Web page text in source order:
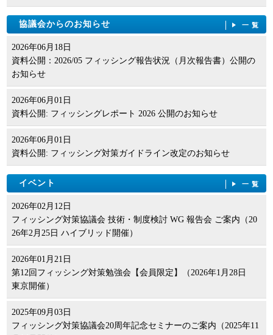
協議会からのお知らせ 一覧
2026年06月18日
資料公開：2026/05 フィッシング報告状況（月次報告書）公開の
お知らせ
2026年06月01日
資料公開: フィッシングレポート 2026 公開のお知らせ
2026年06月01日
資料公開: フィッシング対策ガイドライン改定のお知らせ
イベント 一覧
2026年02月12日
フィッシング対策協議会 技術・制度検討 WG 報告会 ご案内（20
26年2月25日 ハイブリッド開催）
2026年01月21日
第12回フィッシング対策勉強会【会員限定】（2026年1月28日
東京開催）
2025年09月03日
フィッシング対策協議会20周年記念セミナーのご案内（2025年11